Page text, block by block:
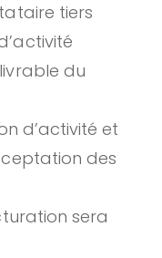
tiers
du
d’activité et
des
sera